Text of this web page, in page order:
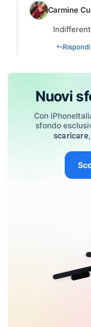
Carmine
Rispondi
Nuovi
Con
sfondo
scaricare